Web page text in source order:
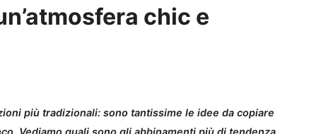
chic e
più tradizionali: sono tantissime le idee da copiare
Vediamo quali sono gli abbinamenti più di tendenza